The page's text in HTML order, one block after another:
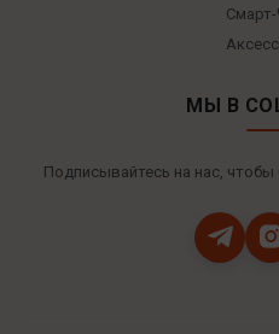
МЫ В
Подписывайтесь на нас,